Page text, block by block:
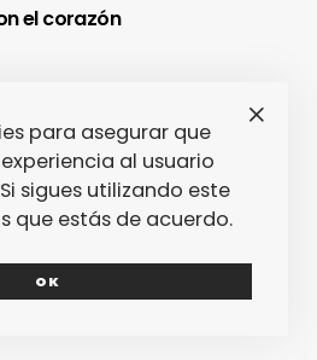
el corazón
un pedazo de vida
2024 convirtió a Ourense en
del Cool Britannia
para asegurar que
al usuario
sigues utilizando este
que estás de acuerdo.
OK